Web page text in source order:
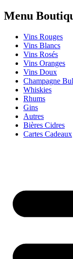
Menu
Vins Rouges
Vins Blancs
Vins Rosés
Vins Oranges
Vins Doux
Champagne
Whiskies
Rhums
Gins
Autres
Bières Cidres
Cartes Cadeaux